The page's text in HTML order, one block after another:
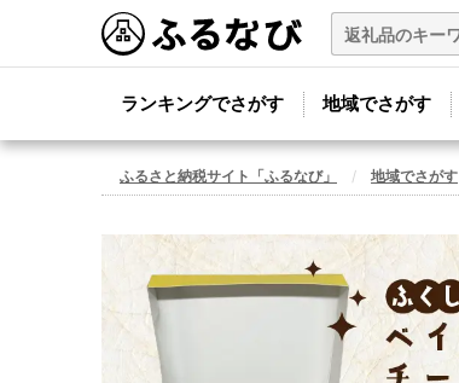
ランキングでさがす 地域でさがす
ふるさと納税サイト「ふるなび」 地域でさがす